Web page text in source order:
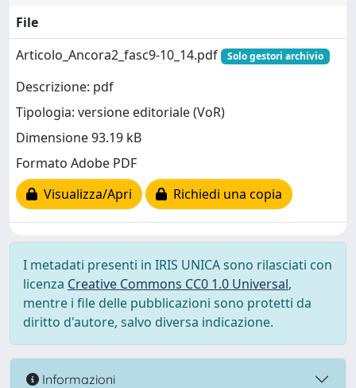
File
Articolo_Ancora2_fasc9-10_14.pdf
Solo gestori archivio
Descrizione: pdf
Tipologia: versione editoriale (VoR)
Dimensione 93.19 kB
Formato Adobe PDF
Visualizza/Apri
Richiedi una copia
I metadati presenti in IRIS UNICA sono rilasciati con
licenza Creative Commons CC0 1.0 Universal,
mentre i file delle pubblicazioni sono protetti da
diritto d'autore, salvo diversa indicazione.
Informazioni